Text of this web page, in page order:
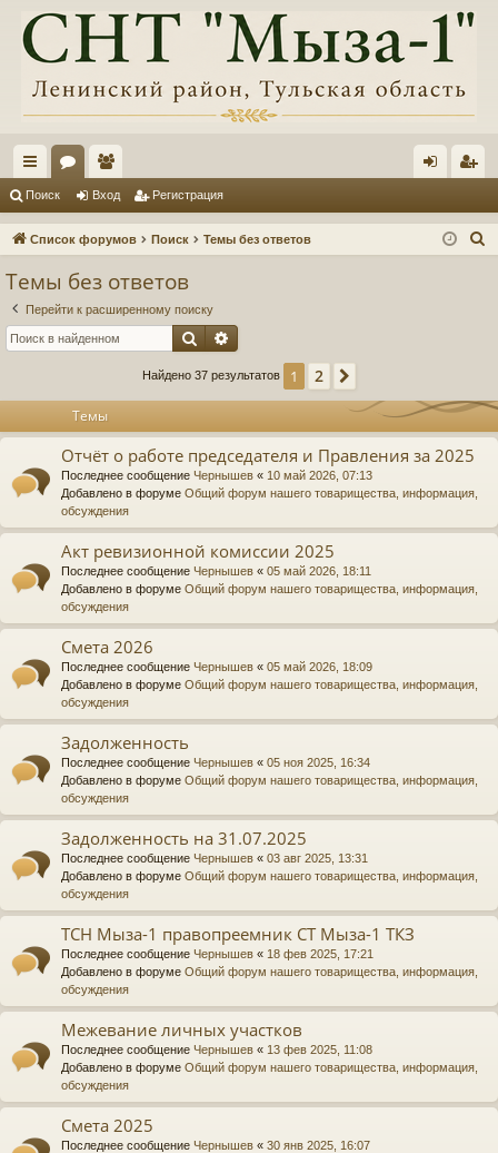
с
ы ум
ол
ьз
ел
д ис
Поиск Вход Регистрация
Список форумов Поиск Темы без ответов
Темы без ответов
Перейти к расширенному поиску
Поиск
Найдено 37 результатов 1 2
Темы
Отчёт о работе председателя и Правления за 2025
Последнее сообщение Чернышев « 10 май 2026, 07:13
Добавлено в форуме Общий форум нашего товарищества, информация,
обсуждения
Акт ревизионной комиссии 2025
Последнее сообщение Чернышев « 05 май 2026, 18:11
Добавлено в форуме Общий форум нашего товарищества, информация,
обсуждения
Смета 2026
Последнее сообщение Чернышев « 05 май 2026, 18:09
Добавлено в форуме Общий форум нашего товарищества, информация,
обсуждения
Задолженность
Последнее сообщение Чернышев « 05 ноя 2025, 16:34
Добавлено в форуме Общий форум нашего товарищества, информация,
обсуждения
Задолженность на 31.07.2025
Последнее сообщение Чернышев « 03 авг 2025, 13:31
Добавлено в форуме Общий форум нашего товарищества, информация,
обсуждения
ТСН Мыза-1 правопреемник СТ Мыза-1 ТКЗ
Последнее сообщение Чернышев « 18 фев 2025, 17:21
Добавлено в форуме Общий форум нашего товарищества, информация,
обсуждения
Межевание личных участков
Последнее сообщение Чернышев « 13 фев 2025, 11:08
Добавлено в форуме Общий форум нашего товарищества, информация,
обсуждения
Смета 2025
Последнее сообщение Чернышев « 30 янв 2025, 16:07